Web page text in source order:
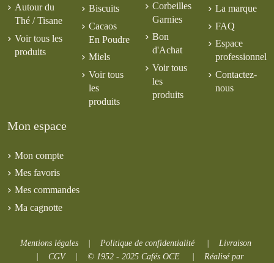
Autour du
Thé / Tisane
Voir tous les
produits
Biscuits
Cacaos
En Poudre
Miels
Voir tous
les
produits
Corbeilles
Garnies
Bon
d'Achat
Voir tous
les
produits
La marque
FAQ
Espace
professionnel
Contactez-
nous
Mon espace
Mon compte
Mes favoris
Mes commandes
Ma cagnotte
Mentions légales | Politique de confidentialité| Livraison
|
CGV| © 1952 - 2025 Cafés OCE| Réalisé par